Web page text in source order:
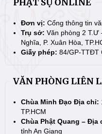
Đơn vị: Cổng thông tin
Trụ sở: Văn phòng 2 T.Ư
Nghĩa, P. Xuân Hòa,
Giấy phép: 84/GP-TTĐT
VĂN PHÒNG LIÊN
Chùa Minh Đạo Địa chỉ:
TP.HCM
Chùa Phật Quang – Địa
tỉnh An Giang